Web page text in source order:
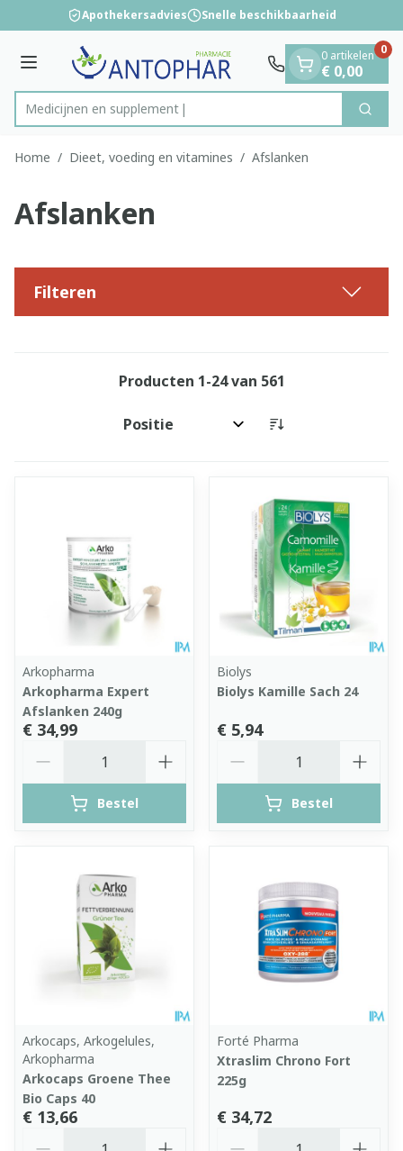
Ga naar de inhoud
1 van 1 Apothekersadvies Snelle beschikbaarheid
Menu
Product, merk, categorie...
Medi Zoek
0 artikelen
€ 0,00
0
Home / Dieet, voeding en vitamines / Afslanken
Afslanken
Filteren
Producten 1-24van 561
Sorteer op:
Arkopharma
Arkopharma Expert
Afslanken 240g
€ 34,99
Bestel
Biolys
Biolys Kamille Sach 24
€ 5,94
Bestel
Arkocaps, Arkogelules,
Arkopharma
Arkocaps Groene Thee
Bio Caps 40
€ 13,66
Forté Pharma
Xtraslim Chrono Fort
225g
€ 34,72